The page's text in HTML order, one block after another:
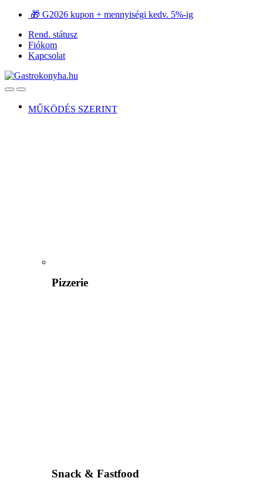
Ugrás
navigációhoz
Ugrás
tartalomra
🎁 G2026 kupon + mennyiségi kedv. 5%-ig
Rend. státusz
Fiókom
Kapcsolat
OpenClose
MŰKÖDÉS SZERINT
Pizzerie
Snack & Fastfood